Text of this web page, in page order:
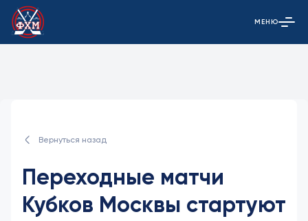
Открыть
МЕНЮ
Вернуться назад
Переходные матчи
Кубков Москвы стартуют